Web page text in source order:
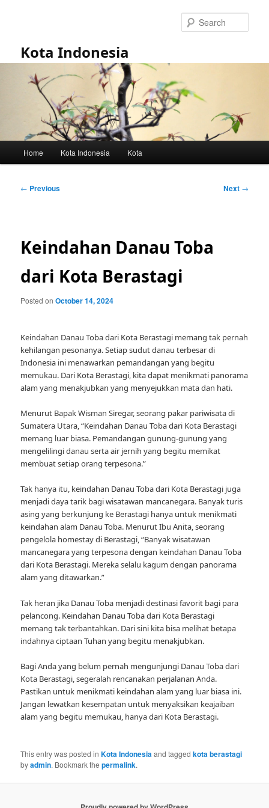
Kota Indonesia
Home Kota Indonesia Kota
Post
← Previous Next →
Keindahan Danau Toba
dari Kota Berastagi
Posted onOctober 14, 2024
Keindahan Danau Toba dari Kota Berastagi memang tak pernah
kehilangan pesonanya. Setiap sudut danau terbesar di
Indonesia ini menawarkan pemandangan yang begitu
memukau. Dari Kota Berastagi, kita dapat menikmati panorama
alam yang menakjubkan yang menyejukkan mata dan hati.
Menurut Bapak Wisman Siregar, seorang pakar pariwisata di
Sumatera Utara, “Keindahan Danau Toba dari Kota Berastagi
memang luar biasa. Pemandangan gunung-gunung yang
mengelilingi danau serta air jernih yang begitu memikat
membuat setiap orang terpesona.”
Tak hanya itu, keindahan Danau Toba dari Kota Berastagi juga
menjadi daya tarik bagi wisatawan mancanegara. Banyak turis
asing yang berkunjung ke Berastagi hanya untuk menikmati
keindahan alam Danau Toba. Menurut Ibu Anita, seorang
pengelola homestay di Berastagi, “Banyak wisatawan
mancanegara yang terpesona dengan keindahan Danau Toba
dari Kota Berastagi. Mereka selalu kagum dengan panorama
alam yang ditawarkan.”
Tak heran jika Danau Toba menjadi destinasi favorit bagi para
pelancong. Keindahan Danau Toba dari Kota Berastagi
memang tak terbantahkan. Dari sini kita bisa melihat betapa
indahnya ciptaan Tuhan yang begitu menakjubkan.
Bagi Anda yang belum pernah mengunjungi Danau Toba dari
Kota Berastagi, segeralah rencanakan perjalanan Anda.
Pastikan untuk menikmati keindahan alam yang luar biasa ini.
Jangan lewatkan kesempatan untuk menyaksikan keajaiban
alam yang begitu memukau, hanya dari Kota Berastagi.
This entry was posted inKota Indonesiaand taggedkota berastagi
byadmin. Bookmark thepermalink.